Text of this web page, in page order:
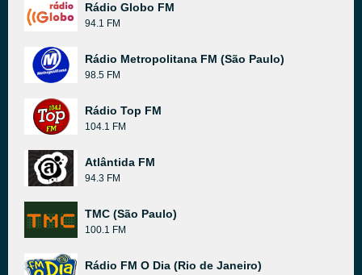
Rádio Globo FM
94.1 FM
Rádio Metropolitana FM (São Paulo)
98.5 FM
Rádio Top FM
104.1 FM
Atlântida FM
94.3 FM
TMC (São Paulo)
100.1 FM
Rádio FM O Dia (Rio de Janeiro)